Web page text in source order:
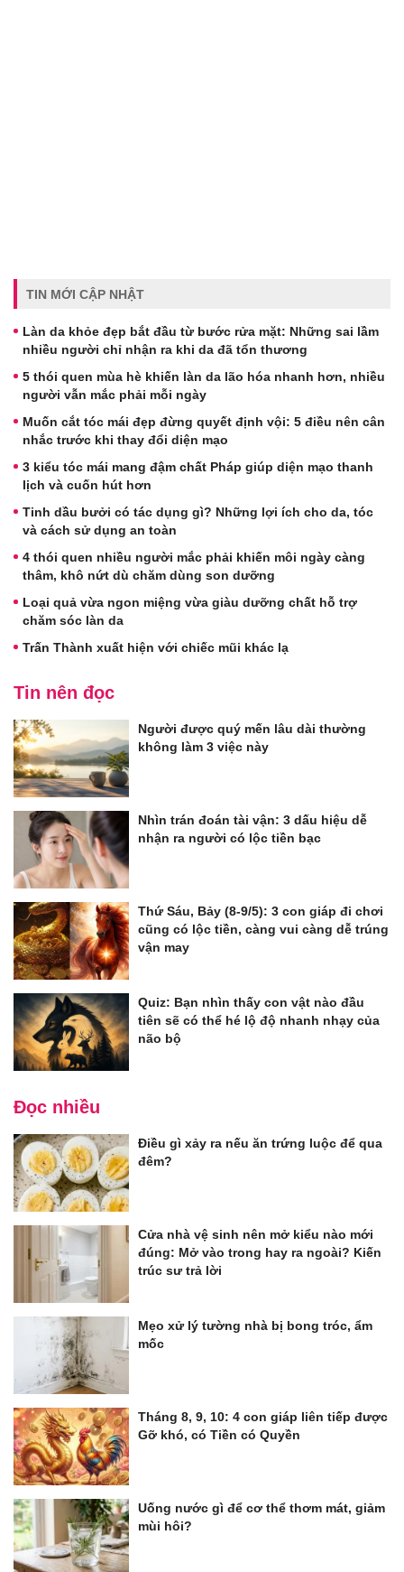
TIN MỚI CẬP NHẬT
Làn da khỏe đẹp bắt đầu từ bước rửa mặt: Những sai lầm
nhiều người chỉ nhận ra khi da đã tổn thương
5 thói quen mùa hè khiến làn da lão hóa nhanh hơn, nhiều
người vẫn mắc phải mỗi ngày
Muốn cắt tóc mái đẹp đừng quyết định vội: 5 điều nên cân
nhắc trước khi thay đổi diện mạo
3 kiểu tóc mái mang đậm chất Pháp giúp diện mạo thanh
lịch và cuốn hút hơn
Tinh dầu bưởi có tác dụng gì? Những lợi ích cho da, tóc
và cách sử dụng an toàn
4 thói quen nhiều người mắc phải khiến môi ngày càng
thâm, khô nứt dù chăm dùng son dưỡng
Loại quả vừa ngon miệng vừa giàu dưỡng chất hỗ trợ
chăm sóc làn da
Trấn Thành xuất hiện với chiếc mũi khác lạ
Tin nên đọc
Người được quý mến lâu dài thường
không làm 3 việc này
Nhìn trán đoán tài vận: 3 dấu hiệu dễ
nhận ra người có lộc tiền bạc
Thứ Sáu, Bảy (8-9/5): 3 con giáp đi chơi
cũng có lộc tiền, càng vui càng dễ trúng
vận may
Quiz: Bạn nhìn thấy con vật nào đầu
tiên sẽ có thể hé lộ độ nhanh nhạy của
não bộ
Đọc nhiều
Điều gì xảy ra nếu ăn trứng luộc để qua
đêm?
Cửa nhà vệ sinh nên mở kiểu nào mới
đúng: Mở vào trong hay ra ngoài? Kiến
trúc sư trả lời
Mẹo xử lý tường nhà bị bong tróc, ẩm
mốc
Tháng 8, 9, 10: 4 con giáp liên tiếp được
Gỡ khó, có Tiền có Quyền
Uống nước gì để cơ thể thơm mát, giảm
mùi hôi?